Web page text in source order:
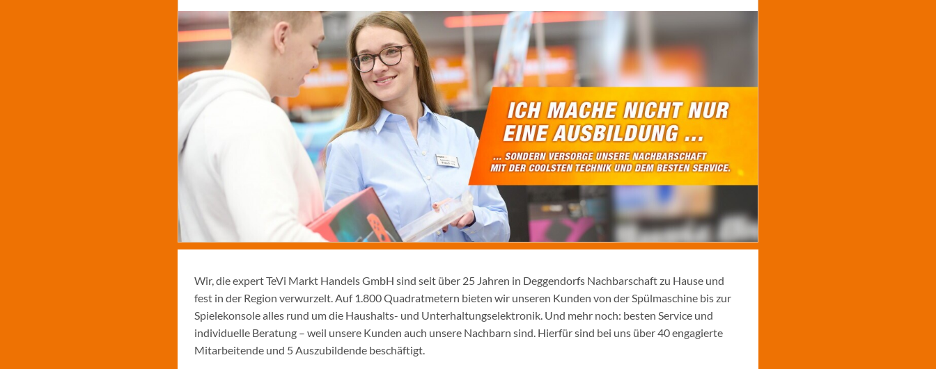
Wir, die expert TeVi Markt Handels GmbH sind seit über 25 Jahren in Deggendorfs Nachbarschaft zu Hause und
fest in der Region verwurzelt. Auf 1.800 Quadratmetern bieten wir unseren Kunden von der Spülmaschine bis zur
Spielekonsole alles rund um die Haushalts- und Unterhaltungselektronik. Und mehr noch: besten Service und
individuelle Beratung – weil unsere Kunden auch unsere Nachbarn sind. Hierfür sind bei uns über 40 engagierte
Mitarbeitende und 5 Auszubildende beschäftigt.